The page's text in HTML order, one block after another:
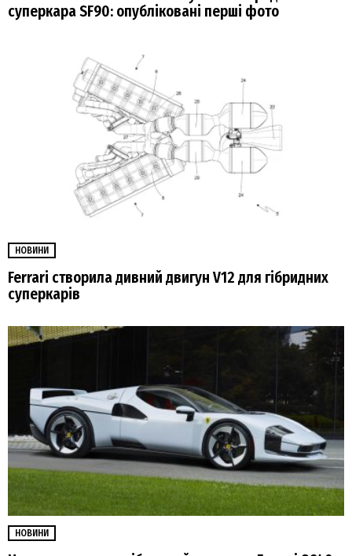
суперкара SF90: опубліковані перші фото
НОВИНИ
Ferrari створила дивний двигун V12 для гібридних
суперкарів
НОВИНИ